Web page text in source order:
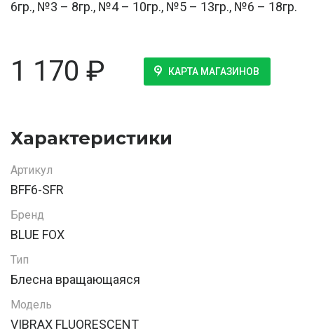
6гр., №3 – 8гр., №4 – 10гр., №5 – 13гр., №6 – 18гр.
1 170 ₽ КАРТА МАГАЗИНОВ
Характеристики
Артикул
BFF6-SFR
Бренд
BLUE FOX
Тип
Блесна вращающаяся
Модель
VIBRAX FLUORESCENT